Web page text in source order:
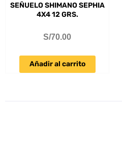
SEÑUELO SHIMANO SEPHIA
4X4 12 GRS.
S/70.00
Añadir al carrito